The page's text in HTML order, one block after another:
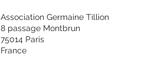
Association Germaine Tillion
8 passage Montbrun
75014 Paris
France